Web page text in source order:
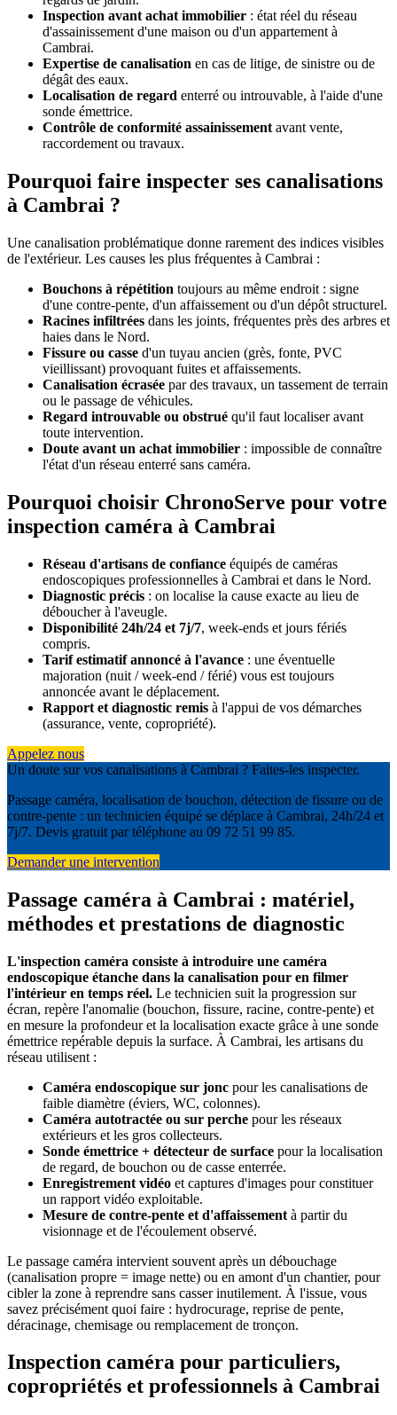
Inspection avant achat immobilier : état réel du réseau
d'assainissement d'une maison ou d'un appartement à
Cambrai.
Expertise de canalisation en cas de litige, de sinistre ou de
dégât des eaux.
Localisation de regard enterré ou introuvable, à l'aide d'une
sonde émettrice.
Contrôle de conformité assainissement avant vente,
raccordement ou travaux.
Pourquoi faire inspecter ses canalisations
à Cambrai ?
Une canalisation problématique donne rarement des indices visibles
de l'extérieur. Les causes les plus fréquentes à Cambrai :
Bouchons à répétition toujours au même endroit : signe
d'une contre-pente, d'un affaissement ou d'un dépôt structurel.
Racines infiltrées dans les joints, fréquentes près des arbres et
haies dans le Nord.
Fissure ou casse d'un tuyau ancien (grès, fonte, PVC
vieillissant) provoquant fuites et affaissements.
Canalisation écrasée par des travaux, un tassement de terrain
ou le passage de véhicules.
Regard introuvable ou obstrué qu'il faut localiser avant
toute intervention.
Doute avant un achat immobilier : impossible de connaître
l'état d'un réseau enterré sans caméra.
Pourquoi choisir ChronoServe pour votre
inspection caméra à Cambrai
Réseau d'artisans de confiance équipés de caméras
endoscopiques professionnelles à Cambrai et dans le Nord.
Diagnostic précis : on localise la cause exacte au lieu de
déboucher à l'aveugle.
Disponibilité 24h/24 et 7j/7, week-ends et jours fériés
compris.
Tarif estimatif annoncé à l'avance : une éventuelle
majoration (nuit / week-end / férié) vous est toujours
annoncée avant le déplacement.
Rapport et diagnostic remis à l'appui de vos démarches
(assurance, vente, copropriété).
Appelez nous
Un doute sur vos canalisations à Cambrai ? Faites-les inspecter.
Passage caméra, localisation de bouchon, détection de fissure ou de
contre-pente : un technicien équipé se déplace à Cambrai, 24h/24 et
7j/7. Devis gratuit par téléphone au 09 72 51 99 85.
Demander une intervention
Passage caméra à Cambrai : matériel,
méthodes et prestations de diagnostic
L'inspection caméra consiste à introduire une caméra
endoscopique étanche dans la canalisation pour en filmer
l'intérieur en temps réel. Le technicien suit la progression sur
écran, repère l'anomalie (bouchon, fissure, racine, contre-pente) et
en mesure la profondeur et la localisation exacte grâce à une sonde
émettrice repérable depuis la surface. À Cambrai, les artisans du
réseau utilisent :
Caméra endoscopique sur jonc pour les canalisations de
faible diamètre (éviers, WC, colonnes).
Caméra autotractée ou sur perche pour les réseaux
extérieurs et les gros collecteurs.
Sonde émettrice + détecteur de surface pour la localisation
de regard, de bouchon ou de casse enterrée.
Enregistrement vidéo et captures d'images pour constituer
un rapport vidéo exploitable.
Mesure de contre-pente et d'affaissement à partir du
visionnage et de l'écoulement observé.
Le passage caméra intervient souvent après un débouchage
(canalisation propre = image nette) ou en amont d'un chantier, pour
cibler la zone à reprendre sans casser inutilement. À l'issue, vous
savez précisément quoi faire : hydrocurage, reprise de pente,
déracinage, chemisage ou remplacement de tronçon.
Inspection caméra pour particuliers,
copropriétés et professionnels à Cambrai